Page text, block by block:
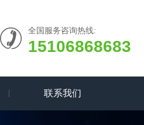
全国服务咨询热线:
15106868683
联系我们